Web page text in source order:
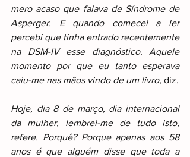
mero acaso que falava de Síndrome de
Asperger. E quando comecei a ler
percebi que tinha entrado recentemente
na DSM-IV esse diagnóstico. Aquele
momento por que eu tanto esperava
caiu-me nas mãos vindo de um livro, diz.
Hoje, dia 8 de março, dia internacional
da mulher, lembrei-me de tudo isto,
refere. Porquê? Porque apenas aos 58
anos é que alguém disse que toda a